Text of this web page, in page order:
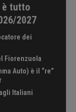
è tutto
2027
dei
Fiorenzuola
Auto) è il “re”
Italiani